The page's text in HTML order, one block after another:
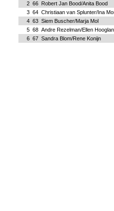
2 66 Robert Jan Bood/Anita Bood
3 64 Christiaan van Splunter/Ina
4 63 Siem Buscher/Marja Mol
5 68 Andre Rezelman/Ellen
6 67 Sandra Blom/Rene Konijn